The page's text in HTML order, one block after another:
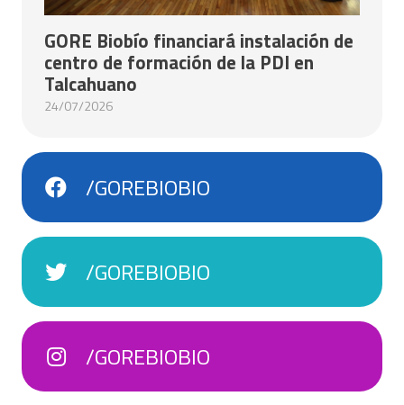
GORE Biobío financiará instalación de
centro de formación de la PDI en
Talcahuano
24/07/2026
/GOREBIOBIO
/GOREBIOBIO
/GOREBIOBIO